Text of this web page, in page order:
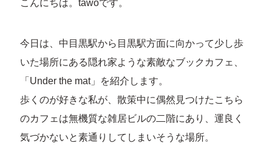
こんにちは。tawoです。
今日は、中目黒駅から目黒駅方面に向かって少し歩
いた場所にある隠れ家ような素敵なブックカフェ、
「Under the mat」を紹介します。
歩くのが好きな私が、散策中に偶然見つけたこちら
のカフェは無機質な雑居ビルの二階にあり、運良く
気づかないと素通りしてしまいそうな場所。